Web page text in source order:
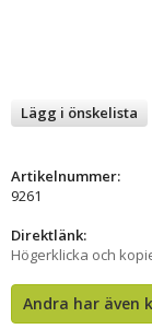
Lägg i önskelista
Artikelnummer:
9261
Direktlänk:
Högerklicka och
Andra har även